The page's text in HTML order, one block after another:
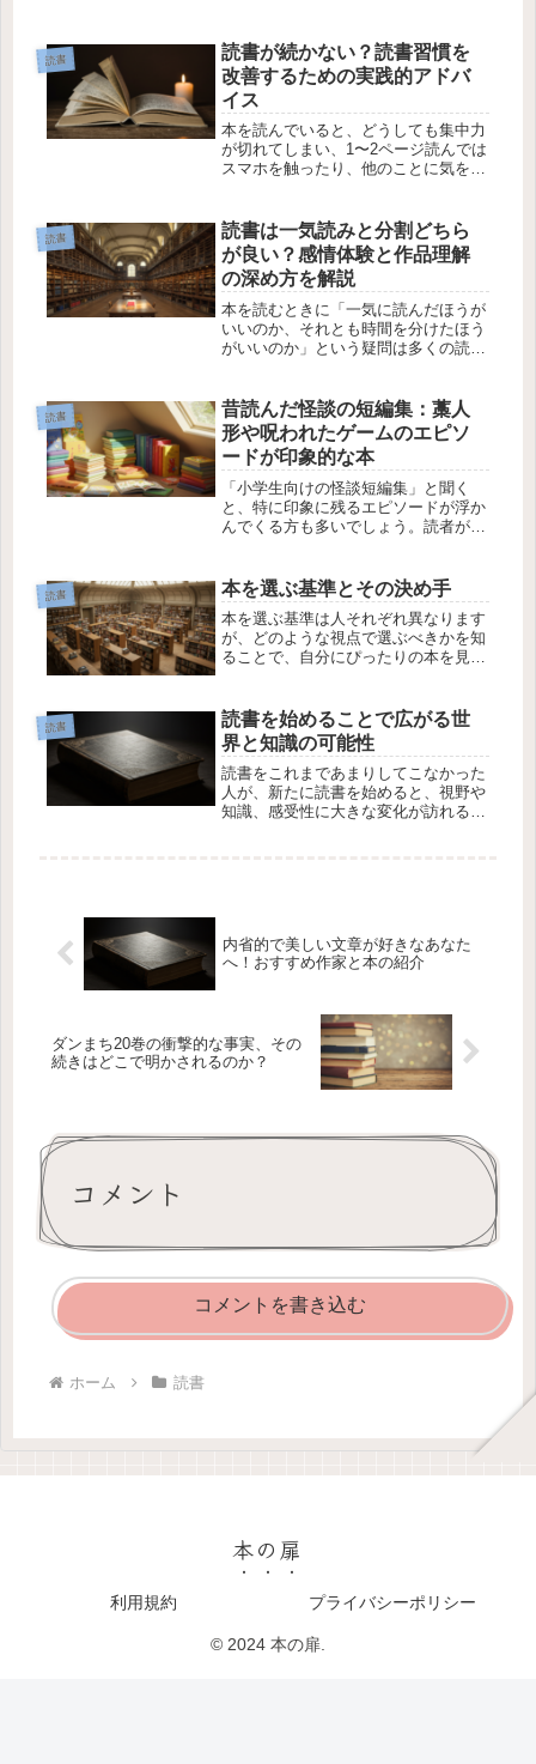
想文に適した他のおすすめの本も紹介
します。「永遠の0」は読書感想文に
適し...
読書
読書が続かない？読書習慣を
改善するための実践的アドバ
イス
本を読んでいると、どうしても集中力
が切れてしまい、1〜2ページ読んでは
スマホを触ったり、他のことに気を取
もので、特に長時間の読書や集中力を
必要とする内容においてはよく見ら
れ...
読書
読書は一気読みと分割どちら
が良い？感情体験と作品理解
の深め方を解説
本を読むときに「一気に読んだほうが
いいのか、それとも時間を分けたほう
がいいのか」という疑問は多くの読書
感情の起伏が大きい作品では、読み方
によって受け取り方が変わることもあ
り...
読書
昔読んだ怪談の短編集：藁人
形や呪われたゲームのエピソ
ードが印象的な本
「小学生向けの怪談短編集」と聞く
と、特に印象に残るエピソードが浮か
んでくる方も多いでしょう。読者が思
があれば、それを手がかりに特定する
ことができます。今回は、「藁人形に
呪い...
読書 本を選ぶ基準とその決め手
本を選ぶ基準は人それぞれ異なります
が、どのような視点で選ぶべきかを知
ることで、自分にぴったりの本を見つ
介し、それに基づいた選び方を解説し
ます。1. 読書の目的を明確にする本...
読書
読書を始めることで広がる世
界と知識の可能性
読書をこれまであまりしてこなかった
人が、新たに読書を始めると、視野や
知識、感受性に大きな変化が訪れるこ
内省的で美しい文章が好きなあなた
へ！おすすめ作家と本の紹介
ダンまち20巻の衝撃的な事実、その
続きはどこで明かされるのか？
コメント
コメントを書き込む
ホーム 読書
本の扉
利用規約 プライバシーポリシー
© 2024 本の扉.